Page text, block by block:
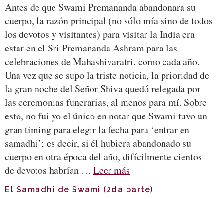
Antes de que Swami Premananda abandonara su
cuerpo, la razón principal (no sólo mía sino de todos
los devotos y visitantes) para visitar la India era
estar en el Sri Premananda Ashram para las
celebraciones de Mahashivaratri, como cada año.
Una vez que se supo la triste noticia, la prioridad de
la gran noche del Señor Shiva quedó relegada por
las ceremonias funerarias, al menos para mí. Sobre
esto, no fui yo el único en notar que Swami tuvo un
gran timing para elegir la fecha para ‘entrar en
samadhi’; es decir, si él hubiera abandonado su
cuerpo en otra época del año, difícilmente cientos
de devotos habrían … Leer más
El Samadhi de Swami (2da parte)